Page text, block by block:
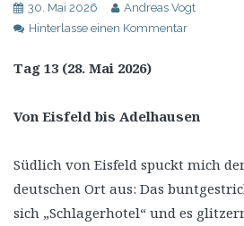
30. Mai 2026
Andreas Vogt
Hinterlasse einen Kommentar
Tag 13 (28. Mai 2026)
Von Eisfeld bis Adelhausen
Südlich von Eisfeld spuckt mich
deutschen Ort aus: Das
sich „Schlagerhotel“ und es